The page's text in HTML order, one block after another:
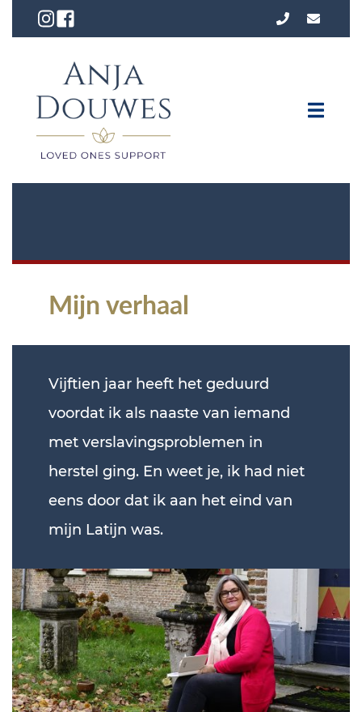
Mijn verhaal
Vijftien jaar heeft het geduurd
voordat ik als naaste van iemand
met verslavingsproblemen in
herstel ging. En weet je, ik had niet
eens door dat ik aan het eind van
mijn Latijn was.